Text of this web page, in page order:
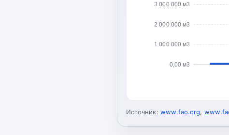
0,00 м3
1 000 000 м3
2 000 000 м3
3 000 000 м3
Источник: www.fao.org,